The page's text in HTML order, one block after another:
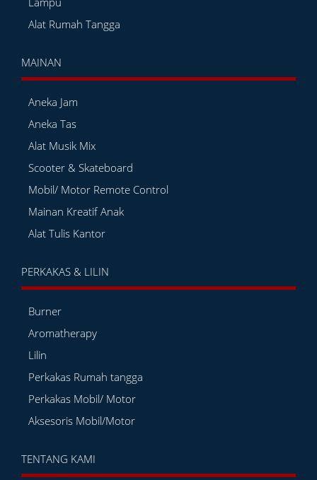
Alat Rumah Tangga
MAINAN
Aneka Jam
Aneka Tas
Alat Musik Mix
Scooter & Skateboard
Mobil/ Motor Remote Control
Mainan Kreatif Anak
Alat Tulis Kantor
PERKAKAS & LILIN
Burner
Aromatherapy
Lilin
Perkakas Rumah tangga
Perkakas Mobil/ Motor
Aksesoris Mobil/Motor
TENTANG KAMI